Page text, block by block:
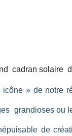
cadran solaire
» de notre
grandioses ou
de